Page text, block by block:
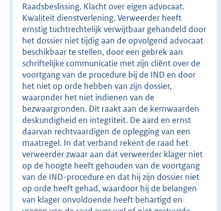
Raadsbeslissing. Klacht over eigen advocaat.
Kwaliteit dienstverlening. Verweerder heeft
ernstig tuchtrechtelijk verwijtbaar gehandeld door
het dossier niet tijdig aan de opvolgend advocaat
beschikbaar te stellen, door een gebrek aan
schriftelijke communicatie met zijn cliënt over de
voortgang van de procedure bij de IND en door
het niet op orde hebben van zijn dossier,
waaronder het niet indienen van de
bezwaargronden. Dit raakt aan de kernwaarden
deskundigheid en integriteit. De aard en ernst
daarvan rechtvaardigen de oplegging van een
maatregel. In dat verband rekent de raad het
verweerder zwaar aan dat verweerder klager niet
op de hoogte heeft gehouden van de voortgang
van de IND-procedure en dat hij zijn dossier niet
op orde heeft gehad, waardoor hij de belangen
van klager onvoldoende heeft behartigd en